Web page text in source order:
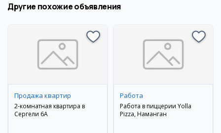
Другие похожие объявления
Продажа квартир
2-комнатная квартира в
Сергели 6А
Работа
Работа в пиццерии Yolla
Pizza, Наманган